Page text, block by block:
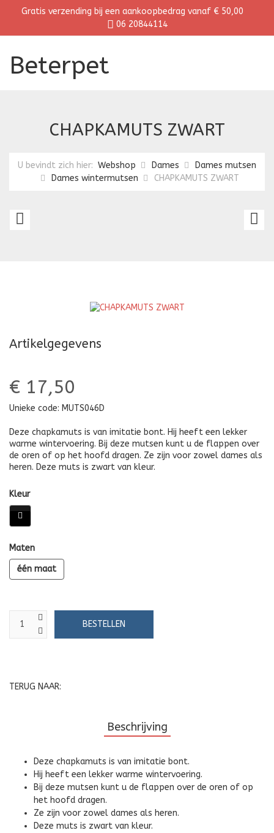
Gratis verzending bij een aankoopbedrag vanaf € 50,00
06 20844114
Beterpet
CHAPKAMUTS ZWART
U bevindt zich hier: Webshop Dames
Dames mutsen
Dames wintermutsen
CHAPKAMUTS ZWART
Artikelgegevens
€ 17,50
Unieke code: MUTS046D
Deze chapkamuts is van imitatie bont. Hij heeft een lekker
warme wintervoering. Bij deze mutsen kunt u de flappen over
de oren of op het hoofd dragen. Ze zijn voor zowel dames als
heren. Deze muts is zwart van kleur.
Kleur
Maten
één maat
TERUG NAAR:
Beschrijving
Deze chapkamuts is van imitatie bont.
Hij heeft een lekker warme wintervoering.
Bij deze mutsen kunt u de flappen over de oren of op
het hoofd dragen.
Ze zijn voor zowel dames als heren.
Deze muts is zwart van kleur.